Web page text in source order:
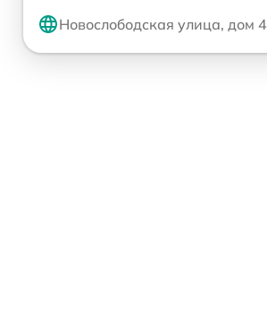
Новослободская улица, дом 4